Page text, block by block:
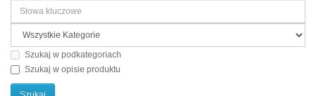
Szukaj w podkategoriach
Szukaj w opisie produktu